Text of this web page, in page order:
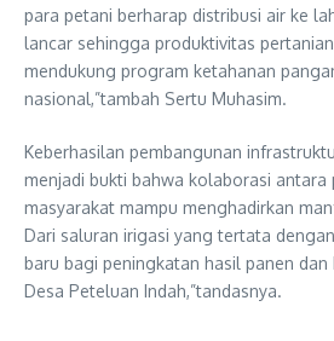
para petani berharap distribusi air ke
lancar sehingga produktivitas
mendukung program ketahanan
nasional,”tambah Sertu Muhasim.
Keberhasilan pembangunan
menjadi bukti bahwa kolaborasi antara
masyarakat mampu menghadirkan
Dari saluran irigasi yang tertata
baru bagi peningkatan hasil panen
Desa Peteluan Indah,”tandasnya.